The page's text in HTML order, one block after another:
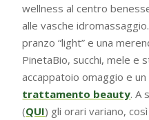
wellness al centro
alle vasche
pranzo “light” e una
PinetaBio, succhi, mele e
accappatoio omaggio e
trattamento beauty. A
(QUI) gli orari variano,